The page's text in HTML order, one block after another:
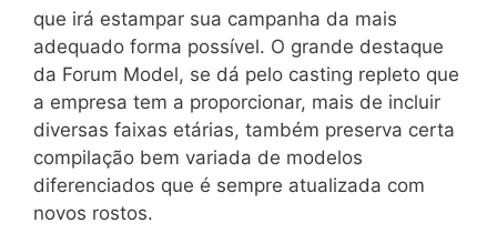
que irá estampar sua campanha da mais
adequado forma possível. O grande destaque
da Forum Model, se dá pelo casting repleto que
a empresa tem a proporcionar, mais de incluir
diversas faixas etárias, também preserva certa
compilação bem variada de modelos
diferenciados que é sempre atualizada com
novos rostos.